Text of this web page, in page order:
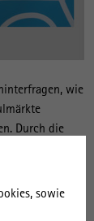
sowie
wie
Durch die
a)